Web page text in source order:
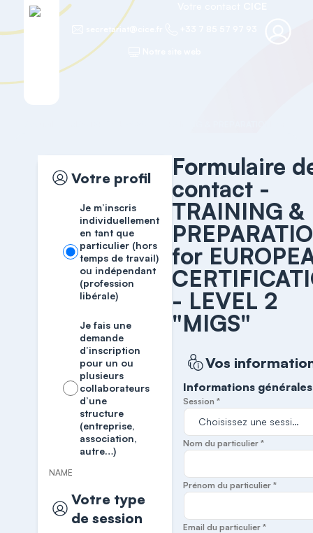
secretariat@cice.fr
Votre profil
Je m’inscris
individuellement
en tant que
particulier (hors
temps de travail)
ou indépendant
(profession
libérale)
Je fais une
demande
d’inscription
pour un ou
plusieurs
collaborateurs
d’une
structure
(entreprise,
association,
autre…)
NAME
Votre type
de session
Formulaire
contact -
TRAINING &
for
- LEVEL 2
"MIGS"
Vos
Informations générales
Session *
Nom du particulier *
Prénom du particulier *
Email du particulier *